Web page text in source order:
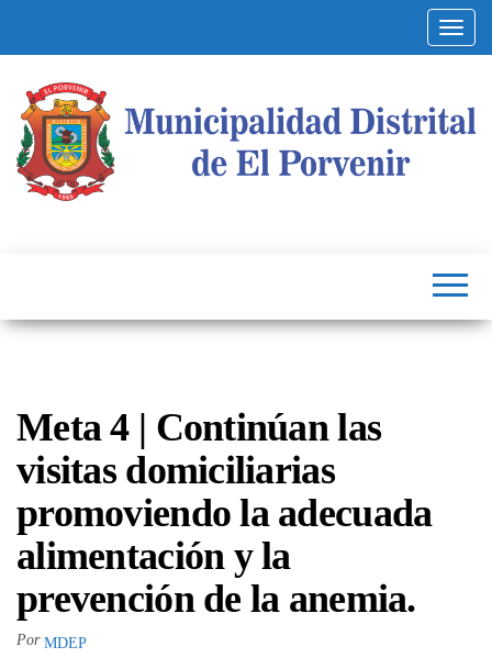
Meta 4 | Continúan las
visitas domiciliarias
promoviendo la adecuada
alimentación y la
prevención de la anemia.
Por MDEP